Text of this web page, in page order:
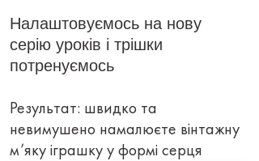
Налаштовуємось на нову
серію уроків і трішки
потренуємось
Результат: швидко та
невимушено намалюєте вінтажну
м’яку іграшку у формі серця